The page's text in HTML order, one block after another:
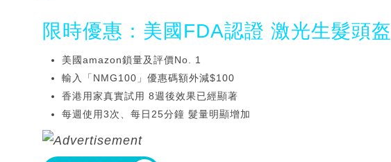
限時優惠：美國FDA認證 激光生髮頭盔
美國amazon鎖量及評價No. 1
輸入「NMG100」優惠碼額外減$100
香港用家真實試用 8週後效果已經顯著
每週使用3次、每日25分鐘 髮量明顯增加